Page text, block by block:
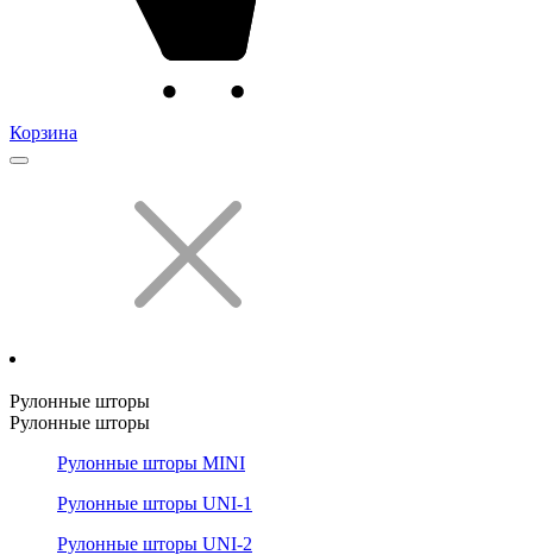
Корзина
Рулонные шторы
Рулонные шторы
Рулонные шторы MINI
Рулонные шторы UNI-1
Рулонные шторы UNI-2